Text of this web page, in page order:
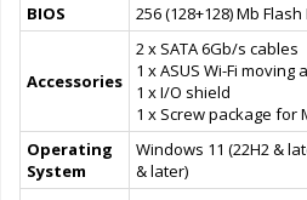
BIOS
256 (128+128) Mb Flash
Accessories
2 x SATA 6Gb/s cables
1 x ASUS Wi-Fi moving
1 x I/O shield
1 x Screw package for
Operating
System
Windows 11 (22H2 &
& later)